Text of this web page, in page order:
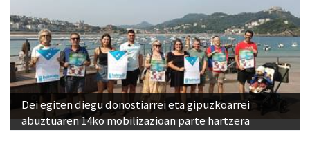
Dei egiten diegu donostiarrei eta gipuzkoarrei
abuztuaren 14ko mobilizazioan parte hartzera